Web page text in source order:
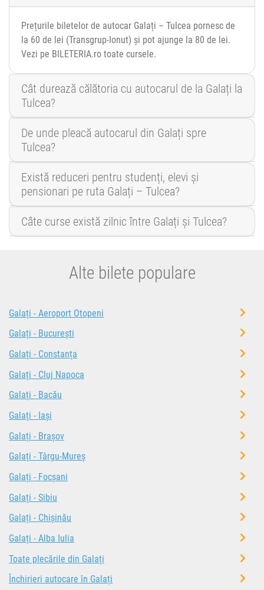
Prețurile biletelor de autocar Galați – Tulcea pornesc de
la 60 de lei (Transgrup-Ionut) și pot ajunge la 80 de lei.
Vezi pe BILETERIA.ro toate cursele.
Cât durează călătoria cu autocarul de la Galați la
Tulcea?
De unde pleacă autocarul din Galați spre
Tulcea?
Există reduceri pentru studenți, elevi și
pensionari pe ruta Galați – Tulcea?
Câte curse există zilnic între Galați și Tulcea?
Alte bilete populare
Galați - Aeroport Otopeni
Galați - București
Galați - Constanța
Galați - Cluj Napoca
Galați - Bacău
Galați - Iași
Galați - Brașov
Galați - Târgu-Mureș
Galați - Focșani
Galați - Sibiu
Galați - Chișinău
Galați - Alba Iulia
Toate plecările din Galați
Închirieri autocare în Galați